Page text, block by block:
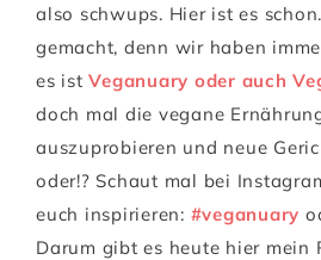
also schwups. Hier ist es
gemacht, denn wir haben
es istVeganuary oder auch
doch mal die vegane
auszuprobieren und neue
oder!? Schaut mal bei
euch inspirieren: #veganuary
Darum gibt es heute hier mein